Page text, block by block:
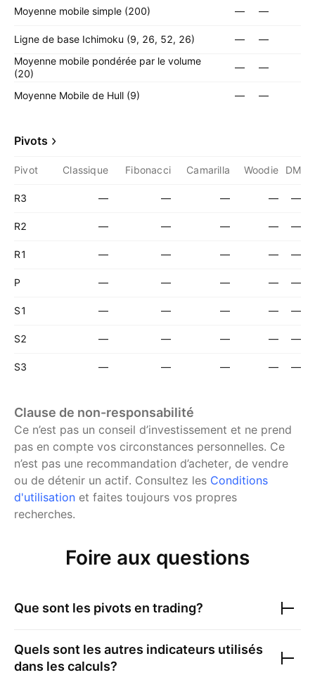
Moyenne mobile simple (200) — —
Ligne de base Ichimoku (9, 26, 52, 26) —
—
Moyenne mobile pondérée par le volume
(20)
— —
Moyenne Mobile de Hull (9) — —
Pivots
Pivot Classique Fibonacci Camarilla Woodie DM
R3 — — — — —
R2 — — — — —
R1 — — — — —
P — — — — —
S1 — — — — —
S2 — — — — —
S3 — — — — —
Clause de non-responsabilité
Ce n’est pas un conseil d’investissement et ne prend
pas en compte vos circonstances personnelles. Ce
n’est pas une recommandation d’acheter, de vendre
ou de détenir un actif. Consultez les Conditions
d'utilisation et faites toujours vos propres
recherches.
Foire aux questions
Que sont les pivots en trading?
Quels sont les autres indicateurs utilisés
dans les calculs?